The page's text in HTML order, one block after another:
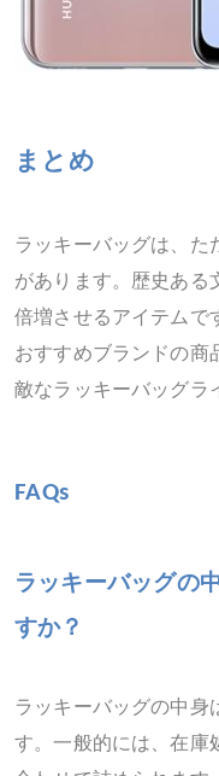
まとめ
ラッキーバッグは、た
があります。歴史ある
倍増させるアイテムで
おすすめブランドの商
敵なラッキーバッグラ
FAQs
ラッキーバッグの
すか？
ラッキーバッグの中身
す。一般的には、在庫